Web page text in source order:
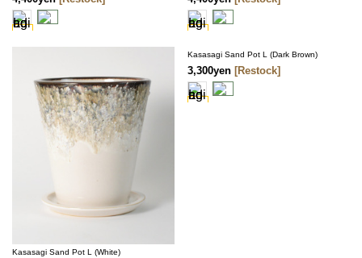
Kasasagi Sand Pot L (White)
Kasasagi Sand Pot L (Dark Brown)
3,300yen [Restock]